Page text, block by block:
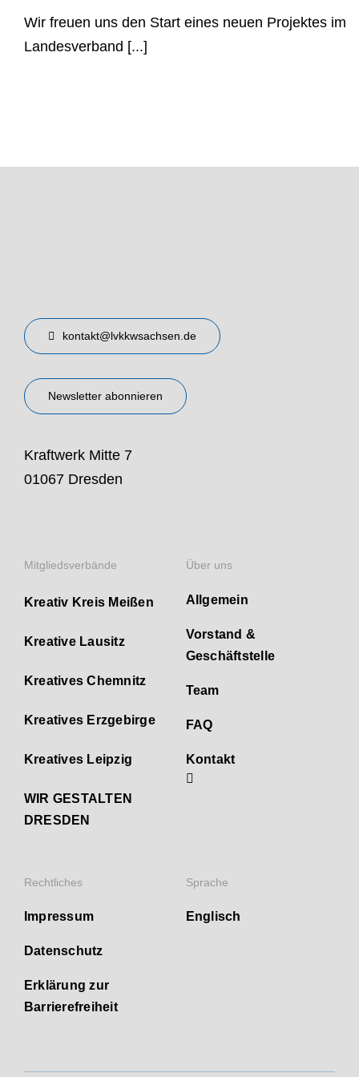
Wir freuen uns den Start eines neuen Projektes im
Landesverband [...]
kontakt@lvkkwsachsen.de
Newsletter abonnieren
Kraftwerk Mitte 7
01067 Dresden
Mitgliedsverbände
Kreativ Kreis Meißen
Kreative Lausitz
Kreatives Chemnitz
Kreatives Erzgebirge
Kreatives Leipzig
WIR GESTALTEN
DRESDEN
Über uns
Allgemein
Vorstand &
Geschäftstelle
Team
FAQ
Kontakt
Rechtliches
Impressum
Datenschutz
Erklärung zur
Barrierefreiheit
Sprache
Englisch